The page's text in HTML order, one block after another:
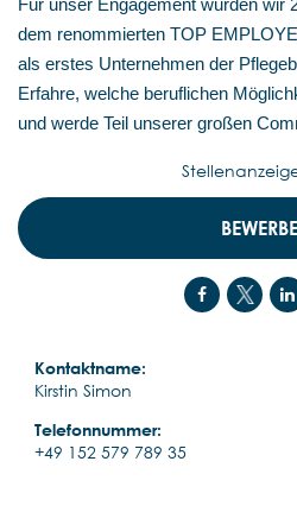
Für unser Engagement wurden wir
dem renommierten TOP
als erstes Unternehmen der
Erfahre, welche beruflichen
und werde Teil unserer großen
Kontaktname:
Kirstin Simon
Telefonnummer:
+49 152 579 789 35